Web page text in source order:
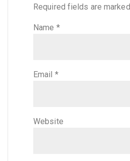
Required fields are marked
Name *
Email *
Website